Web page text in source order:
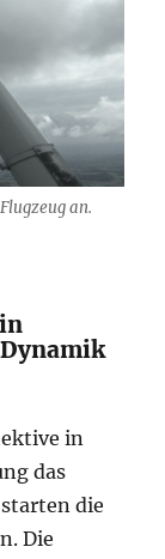
an.
in
das
die
Die